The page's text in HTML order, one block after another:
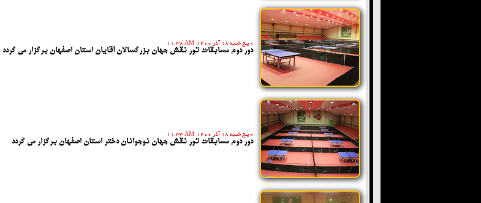
» پنج شنبه 18 آذر 1400 11:38 AM
دور دوم مسابقات تور نقش جهان بزرگسالان آقایان استان اصفهان برگزار می گردد
» پنج شنبه 18 آذر 1400 11:33 AM
دور دوم مسابقات تور نقش جهان نوجوانان دختر استان اصفهان برگزار می گردد